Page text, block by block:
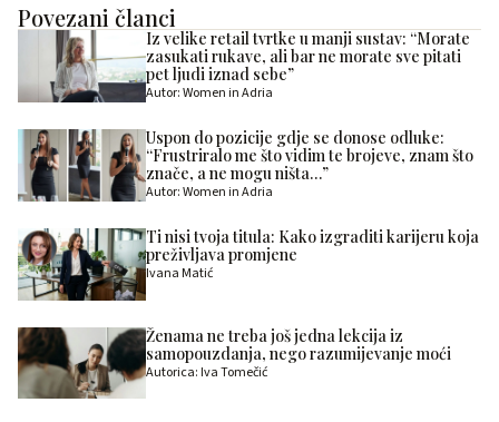
Povezani članci
Iz velike retail tvrtke u manji sustav: “Morate
zasukati rukave, ali bar ne morate sve pitati
pet ljudi iznad sebe”
Autor: Women in Adria
Uspon do pozicije gdje se donose odluke:
“Frustriralo me što vidim te brojeve, znam što
znače, a ne mogu ništa…”
Autor: Women in Adria
Ti nisi tvoja titula: Kako izgraditi karijeru koja
preživljava promjene
Ivana Matić
Ženama ne treba još jedna lekcija iz
samopouzdanja, nego razumijevanje moći
Autorica: Iva Tomečić